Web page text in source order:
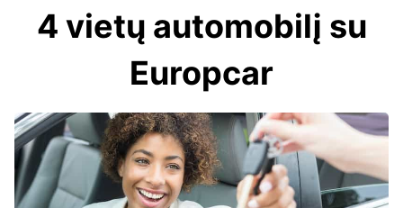
4 vietų automobilį su
Europcar